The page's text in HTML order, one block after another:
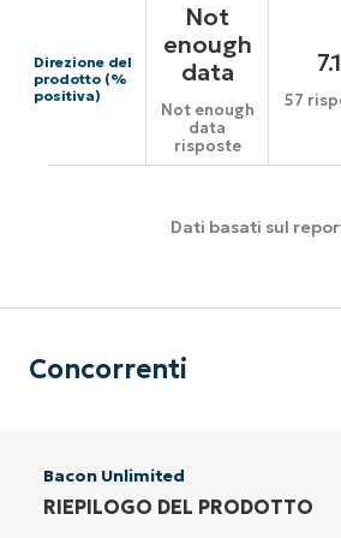
Direzione del
prodotto (%
positiva)
Not
enough
data
Not enough
data
risposte
7.1
57
Dati basati sul
Concorrenti
Bacon Unlimited
RIEPILOGO DEL PRODOTTO